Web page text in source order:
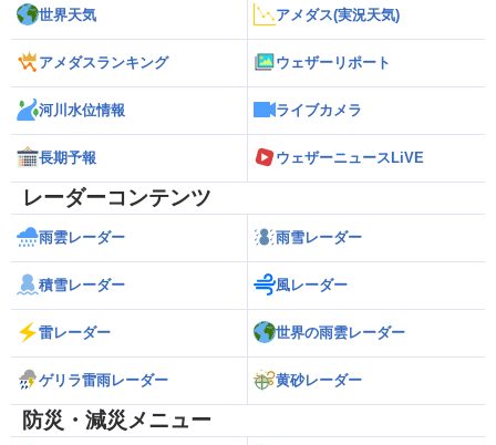
世界天気 アメダス(実況天気)
アメダスランキング ウェザーリポート
河川水位情報 ライブカメラ
長期予報 ウェザーニュースLiVE
レーダーコンテンツ
雨雲レーダー 雨雪レーダー
積雪レーダー 風レーダー
雷レーダー 世界の雨雲レーダー
ゲリラ雷雨レーダー 黄砂レーダー
防災・減災メニュー